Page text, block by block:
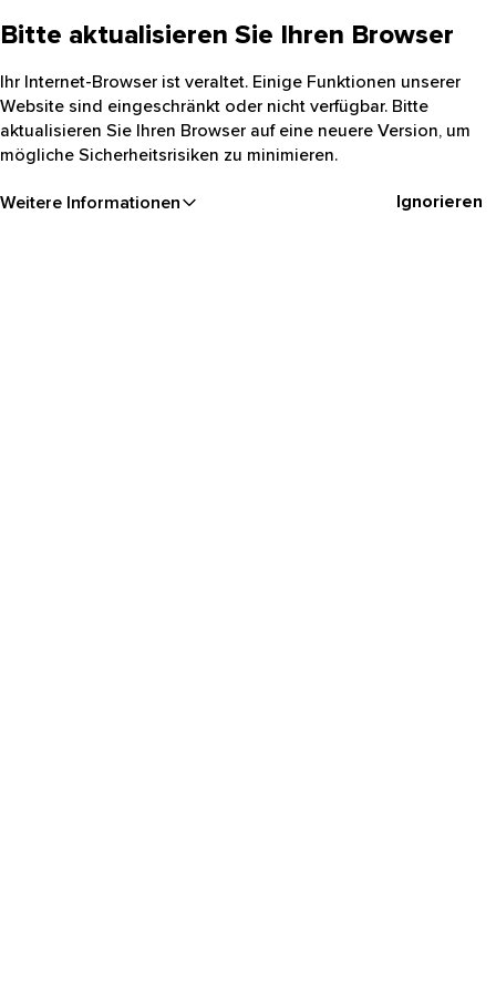
Bitte aktualisieren Sie Ihren Browser
Ihr Internet-Browser ist veraltet. Einige Funktionen unserer
Website sind eingeschränkt oder nicht verfügbar. Bitte
aktualisieren Sie Ihren Browser auf eine neuere Version, um
mögliche Sicherheitsrisiken zu minimieren.
Weitere Informationen Ignorieren